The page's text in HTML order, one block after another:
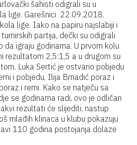
šahisti odigrali su u
lige. Garešnici 22.09.2018.
lige. Iako na papiru najslabiji i
partija, dečki su odigrali
da igraju godinama. U prvom kolu
rezultatom 2,5:1,5 a u drugom su
Luka Sertić je ostvario pobjedu
i pobjedu, Ilija Brnadić poraz i
i remi. Kako se natječu sa
se godinama radi, ovo je odličan
rezultati će slijediti, nastup
mlađih klinaca u klubu pokazuju
110 godina postojanja dolaze